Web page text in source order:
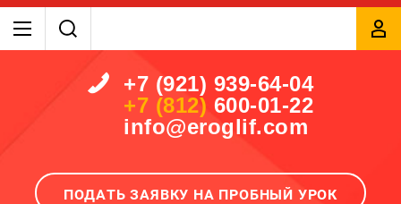
+7 (921) 939-64-04
+7 (812) 600-01-22
info@eroglif.com
ПОДАТЬ ЗАЯВКУ НА ПРОБНЫЙ УРОК